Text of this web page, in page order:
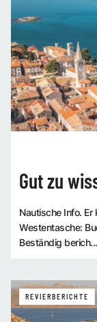
Gut zu
Nautische Info.
Westentasche:
Beständig berich...
REVIERBERICHTE